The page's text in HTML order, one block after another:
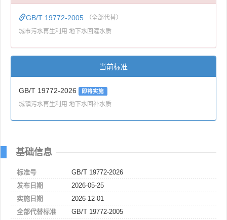
GB/T 19772-2005 （全部代替）
城市污水再生利用 地下水回灌水质
当前标准
GB/T 19772-2026 即将实施
城镇污水再生利用 地下水回补水质
基础信息
标准号
GB/T 19772-2026
发布日期
2026-05-25
实施日期
2026-12-01
全部代替标准
GB/T 19772-2005